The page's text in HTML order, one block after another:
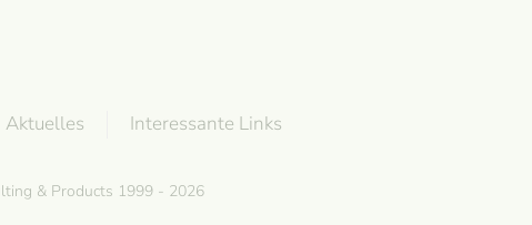
Aktuelles Interessante Links
& Products 1999 - 2026